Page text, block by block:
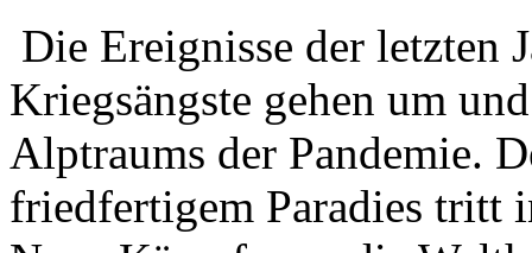
Die Ereignisse der letzten
Kriegsängste gehen um
Alptraums der Pandemie.
friedfertigem Paradies tritt